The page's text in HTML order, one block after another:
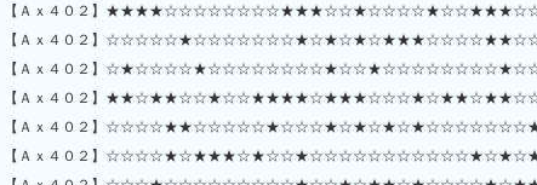
【Ａｘ４０２】★★★★☆☆☆☆☆☆☆☆★★★☆☆★☆☆☆☆★☆☆★★★☆☆
【Ａｘ４０２】☆☆☆☆☆★☆☆☆☆☆☆☆★☆★☆★☆★★★☆☆☆☆★★☆☆ 4
【Ａｘ４０２】☆★☆☆☆☆★☆☆☆☆☆☆☆☆★☆☆★☆☆☆☆☆☆☆☆★☆☆ 2
【Ａｘ４０２】★★☆★★☆☆★☆☆★★★★☆★★★☆☆☆★☆★★☆★★☆☆ 绿
【Ａｘ４０２】☆☆☆☆★★☆☆☆☆☆★☆☆☆★☆★☆★☆★☆☆☆☆☆☆☆★ 01
【Ａｘ４０２】☆☆☆☆★☆★★★☆★☆☆★☆☆☆☆☆☆☆☆☆☆☆★☆★☆★ 5